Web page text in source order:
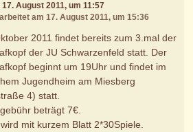
17. August 2011, um 11:57
am 17. August 2011, um 15:36
2011 findet bereits zum 3.mal der
der JU Schwarzenfeld statt. Der
beginnt um 19Uhr und findet im
Jugendheim am Miesberg
4) statt.
beträgt 7€.
mit kurzem Blatt 2*30Spiele.